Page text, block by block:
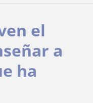
el
a
ha